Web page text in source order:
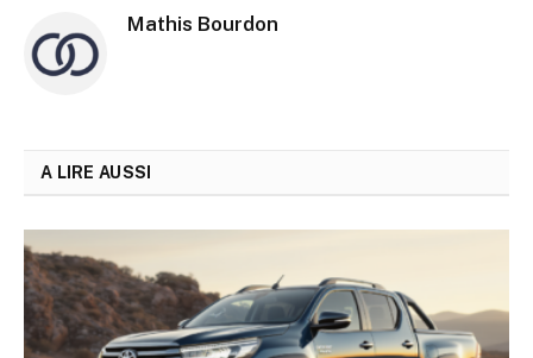
Mathis Bourdon
A LIRE AUSSI